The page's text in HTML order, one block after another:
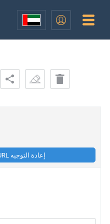
تحرير عنوان URL إعادة التوجيه